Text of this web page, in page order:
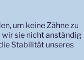
um keine Zähne zu
sie nicht anständig
Stabilität unseres